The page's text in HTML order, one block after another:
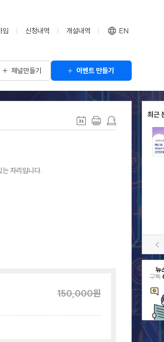
입 신청내역 개설내역 EN
채널만들기 이벤트 만들기
최근
자리입니다.
150,000원